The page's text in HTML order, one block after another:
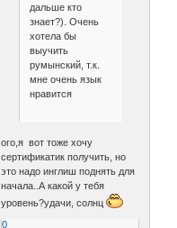
дальше кто
знает?). Очень
хотела бы
выучить
румынский, т.к.
мне очень язык
нравится
ого,я вот тоже хочу
сертификатик получить, но
это надо инглиш поднять для
начала..А какой у тебя
уровень?удачи, солнц
0